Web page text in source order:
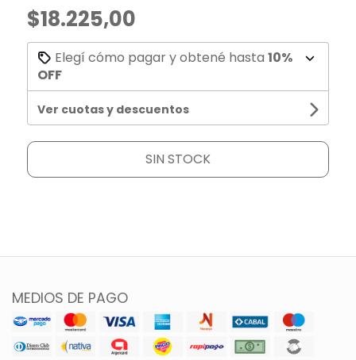
$18.225,00
Elegí cómo pagar y obtené hasta 10%
OFF
Ver cuotas y descuentos
SIN STOCK
MEDIOS DE PAGO